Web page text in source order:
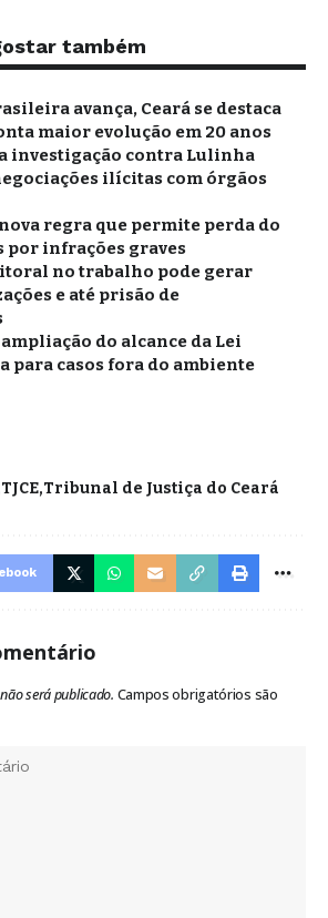
também
avança, Ceará se destaca
maior evolução em 20 anos
investigação contra Lulinha
ilícitas com órgãos
regra que permite perda do
por infrações graves
no trabalho pode gerar
e até prisão de
do alcance da Lei
para casos fora do ambiente
TJCE Tribunal de Justiça do Ceará
será publicado. Campos obrigatórios são